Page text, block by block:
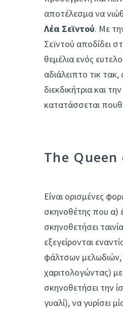
αποτέλεσμα να
Λέα Σεϊντού. Με
Σεϊντού αποδίδει
θεμέλια ενός
αδιάλειπτο τικ
διεκδικήτρια και
κατατάσσεται
The
Είναι ορισμένες
σκηνοθέτης που α)
σκηνοθετήσει
εξεγείρονται
φάλτσων μελωδιών,
χαριτολογώντας)
σκηνοθετήσει την
γυαλί), να γυρίσει